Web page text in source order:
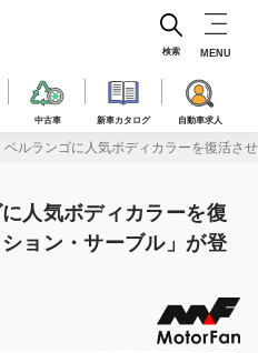
中古車 新車カタログ 自動車求人
検索 MENU
ベルランゴに人気ボディカラーを復活さ
人気ボディカラーを復
ョン・サーブル」が登